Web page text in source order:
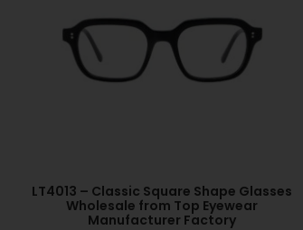
LT4013 – Classic Square Shape Glasses
Wholesale from Top Eyewear
Manufacturer Factory